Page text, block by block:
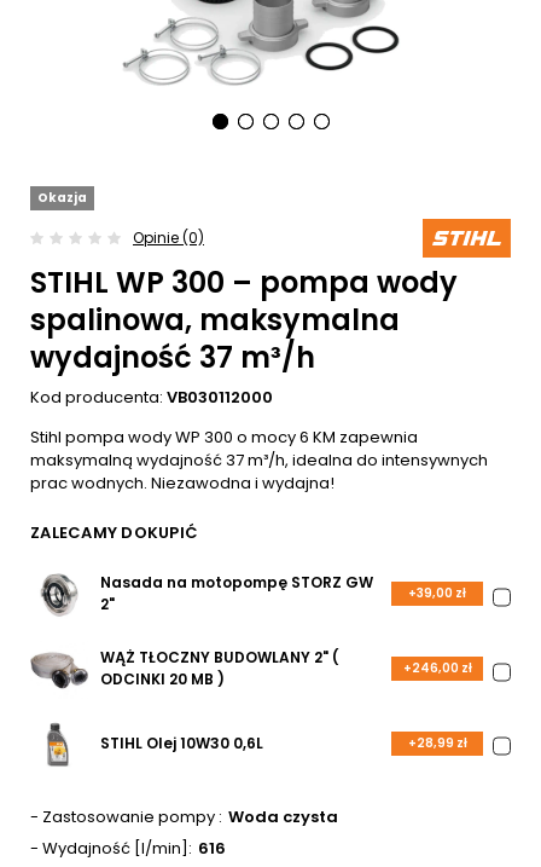
Okazja
Opinie (0)
STIHL WP 300 – pompa wody
spalinowa, maksymalna
wydajność 37 m³/h
Kod producenta: VB030112000
Stihl pompa wody WP 300 o mocy 6 KM zapewnia
maksymalną wydajność 37 m³/h, idealna do intensywnych
prac wodnych. Niezawodna i wydajna!
ZALECAMY DOKUPIĆ
Nasada na motopompę STORZ GW
2"
+39,00 zł
WĄŻ TŁOCZNY BUDOWLANY 2" (
ODCINKI 20 MB )
+246,00 zł
STIHL Olej 10W30 0,6L +28,99 zł
- Zastosowanie pompy Woda czysta
- Wydajność [l/min]
616